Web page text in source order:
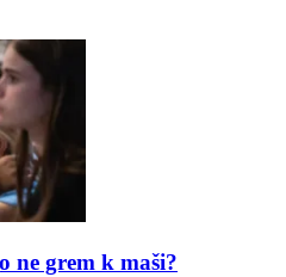
ne grem k maši?